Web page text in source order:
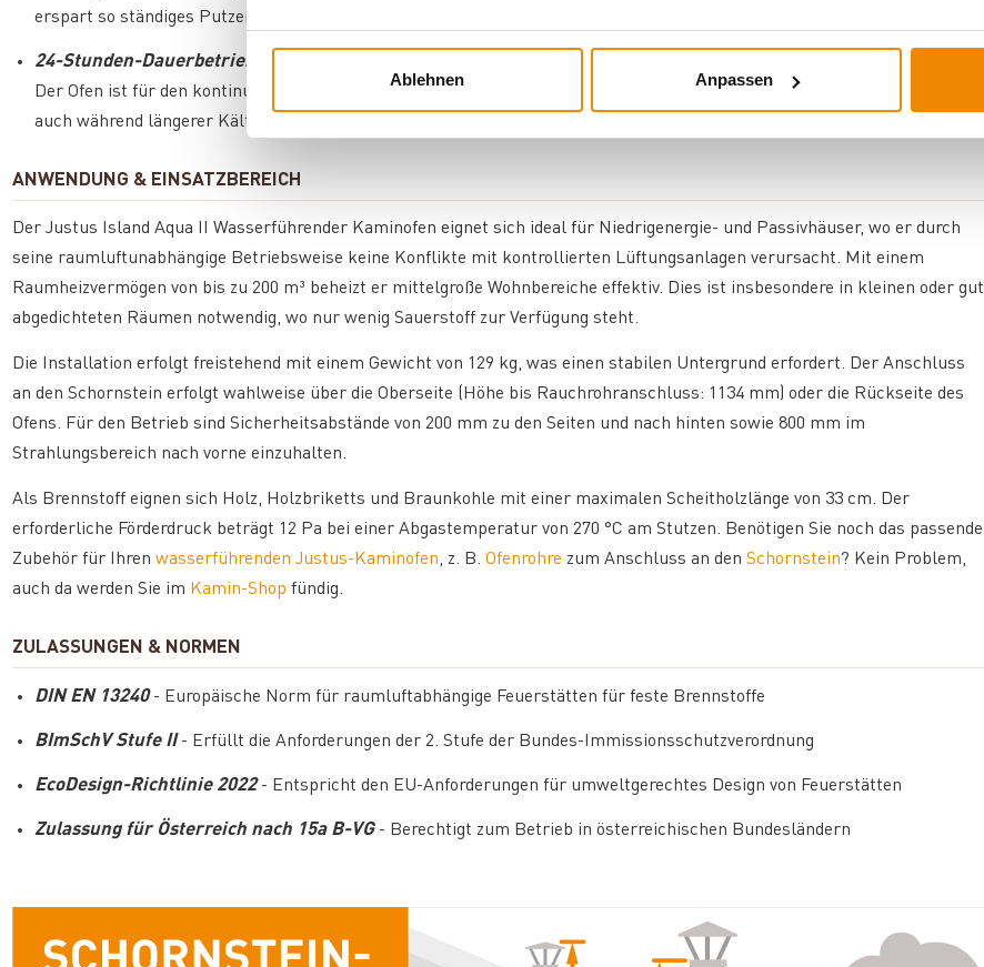
Ablehnen Anpassen
erspart so ständiges Putzen und sorgt zeitgleich für eine freie Sicht auf das Flammenspiel.
24-Stunden-Dauerbetrieb
Der Ofen ist für den kontinuierlichen Betrieb über 24 Stunden ausgelegt und eignet sich damit als zuverlässige Heizquelle
auch während längerer Kälteperioden.
ANWENDUNG & EINSATZBEREICH
Der Justus Island Aqua II Wasserführender Kaminofen eignet sich ideal für Niedrigenergie- und Passivhäuser, wo er durch
seine raumluftunabhängige Betriebsweise keine Konflikte mit kontrollierten Lüftungsanlagen verursacht. Mit einem
Raumheizvermögen von bis zu 200 m³ beheizt er mittelgroße Wohnbereiche effektiv. Dies ist insbesondere in kleinen oder gut
abgedichteten Räumen notwendig, wo nur wenig Sauerstoff zur Verfügung steht.
Die Installation erfolgt freistehend mit einem Gewicht von 129 kg, was einen stabilen Untergrund erfordert. Der Anschluss
an den Schornstein erfolgt wahlweise über die Oberseite (Höhe bis Rauchrohranschluss: 1134 mm) oder die Rückseite des
Ofens. Für den Betrieb sind Sicherheitsabstände von 200 mm zu den Seiten und nach hinten sowie 800 mm im
Strahlungsbereich nach vorne einzuhalten.
Als Brennstoff eignen sich Holz, Holzbriketts und Braunkohle mit einer maximalen Scheitholzlänge von 33 cm. Der
erforderliche Förderdruck beträgt 12 Pa bei einer Abgastemperatur von 270 °C am Stutzen. Benötigen Sie noch das passende
Zubehör für Ihrenwasserführenden Justus-Kaminofen, z. B.Ofenrohre zum Anschluss an denSchornstein? Kein Problem,
auch da werden Sie im Kamin-Shop fündig.
ZULASSUNGEN & NORMEN
DIN EN 13240- Europäische Norm für raumluftabhängige Feuerstätten für feste Brennstoffe
BImSchV Stufe II- Erfüllt die Anforderungen der 2. Stufe der Bundes-Immissionsschutzverordnung
EcoDesign-Richtlinie 2022- Entspricht den EU-Anforderungen für umweltgerechtes Design von Feuerstätten
Zulassung für Österreich nach 15a B-VG- Berechtigt zum Betrieb in österreichischen Bundesländern